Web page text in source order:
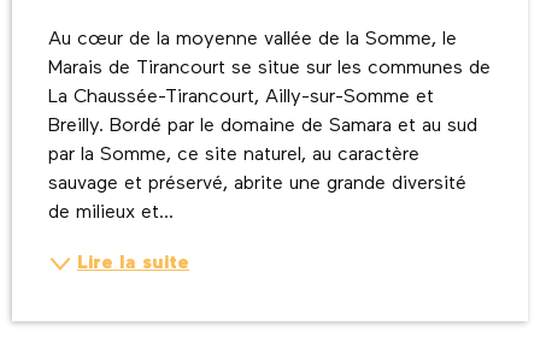
Au cœur de la moyenne vallée de la Somme, le
Marais de Tirancourt se situe sur les communes de
La Chaussée-Tirancourt, Ailly-sur-Somme et
Breilly. Bordé par le domaine de Samara et au sud
par la Somme, ce site naturel, au caractère
sauvage et préservé, abrite une grande diversité
de milieux et...
Lire la suite